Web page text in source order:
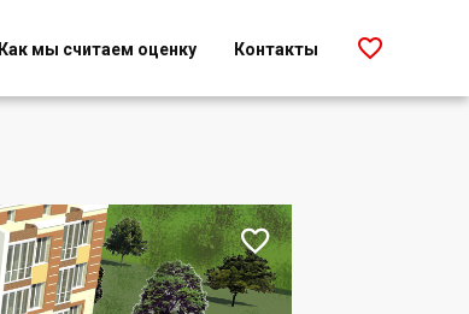
Как мы считаем оценку Контакты 
